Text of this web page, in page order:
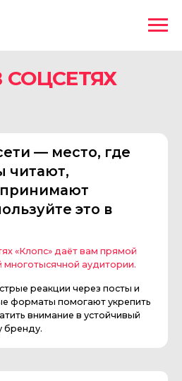
где
это в
аудитории.
через посты и
укрепить
в устойчивый